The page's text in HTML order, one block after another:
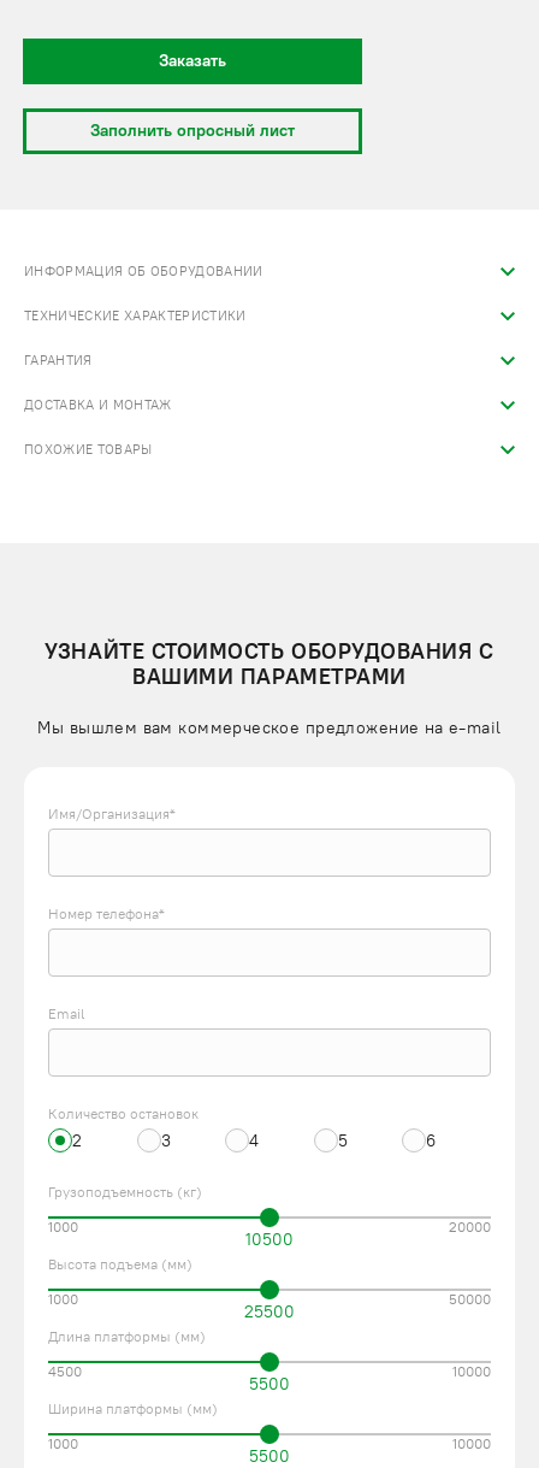
Заказать
Заполнить опросный лист
ИНФОРМАЦИЯ ОБ ОБОРУДОВАНИИ
ТЕХНИЧЕСКИЕ ХАРАКТЕРИСТИКИ
ГАРАНТИЯ
ДОСТАВКА И МОНТАЖ
ПОХОЖИЕ ТОВАРЫ
УЗНАЙТЕ СТОИМОСТЬ ОБОРУДОВАНИЯ С
ВАШИМИ ПАРАМЕТРАМИ
Мы вышлем вам коммерческое предложение на e-mail
Имя/Организация*
Номер телефона*
Email
Количество остановок
2 3 4 5 6
Грузоподъемность (кг)
10500
1000 20000
Высота подъема (мм)
25500
1000 50000
Длина платформы (мм)
5500
4500 10000
Ширина платформы (мм)
5500
1000 10000